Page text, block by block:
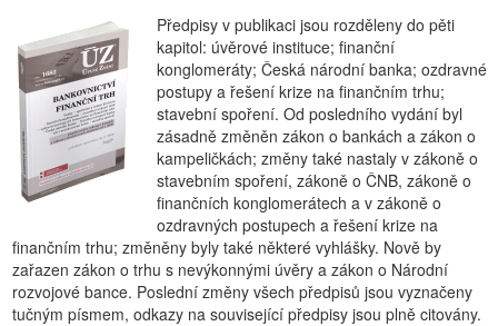
Předpisy v publikaci jsou rozděleny do pěti
kapitol: úvěrové instituce; finanční
konglomeráty; Česká národní banka; ozdravné
postupy a řešení krize na finančním trhu;
stavební spoření. Od posledního vydání byl
zásadně změněn zákon o bankách a zákon o
kampeličkách; změny také nastaly v zákoně o
stavebním spoření, zákoně o ČNB, zákoně o
finančních konglomerátech a v zákoně o
ozdravných postupech a řešení krize na
finančním trhu; změněny byly také některé vyhlášky. Nově by
zařazen zákon o trhu s nevýkonnými úvěry a zákon o Národní
rozvojové bance. Poslední změny všech předpisů jsou vyznačeny
tučným písmem, odkazy na související předpisy jsou plně citovány.